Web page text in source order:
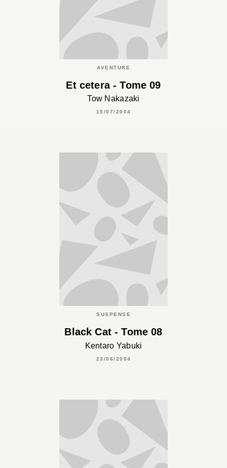
AVENTURE
Et cetera - Tome 09
Tow Nakazaki
15/07/2004
SUSPENSE
Black Cat - Tome 08
Kentaro Yabuki
23/06/2004